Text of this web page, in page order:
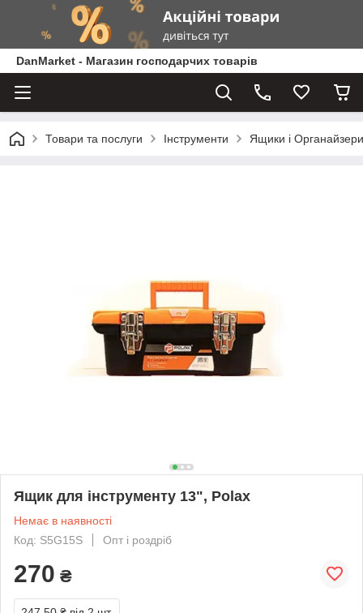
DanMarket - Магазин господарчих товарів
Товари та послуги Інструменти Ящики і
Ящик для інструменту 13", Polax
Немає в наявності
Код: S5G15S
Опт і роздріб
270 ₴